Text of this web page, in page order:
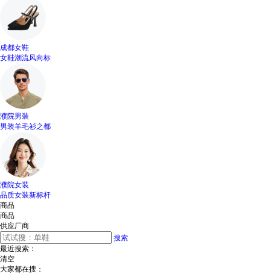
成都女鞋
女鞋潮流风向标
濮院男装
男装羊毛衫之都
濮院女装
品质女装新标杆
商品
商品
供应厂商
搜索
最近搜索：
清空
大家都在搜：